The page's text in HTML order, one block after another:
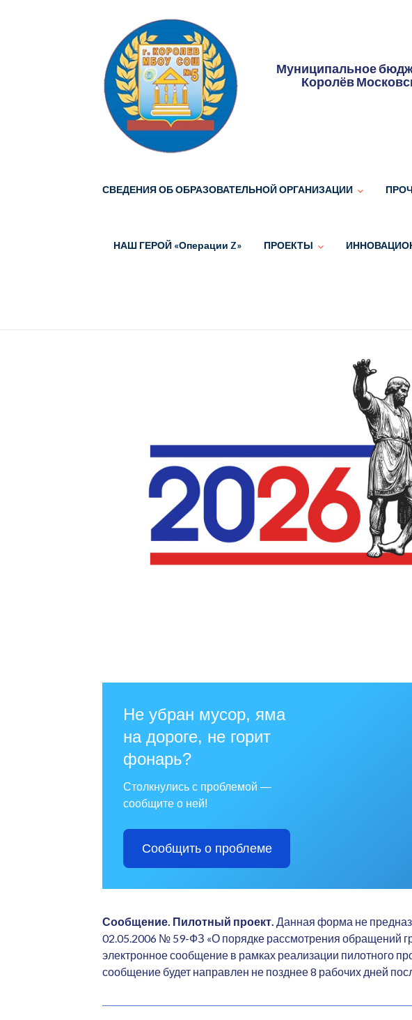
Муниципальное
Королёв
СВЕДЕНИЯ ОБ ОБРАЗОВАТЕЛЬНОЙ ОРГАНИЗАЦИИ
НАШ ГЕРОЙ «Операции Z» ПРОЕКТЫ
Не убран мусор, яма
на дороге, не горит
фонарь?
Столкнулись с проблемой —
сообщите о ней!
Сообщить о проблеме
Сообщение. Пилотный проект. Данная форма не
02.05.2006 № 59-ФЗ «О порядке рассмотрения обращений
электронное сообщение в рамках реализации пилотного
сообщение будет направлен не позднее 8 рабочих дней